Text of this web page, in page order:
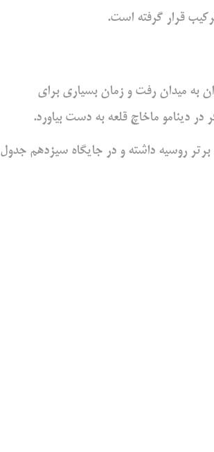
قرار گرفته است.
برتر روسیه از دقیقه 77 روبه رو روبین کازان به میدان رفت و زمان بسیاری برای
دینامو ماخاچ قلعه به دست بیاورد.
نمایش نه چندان خوبی که در 6 هفته ابتدایی لیگ برتر روسیه داشته و در جایگاه سیزدهم جدول